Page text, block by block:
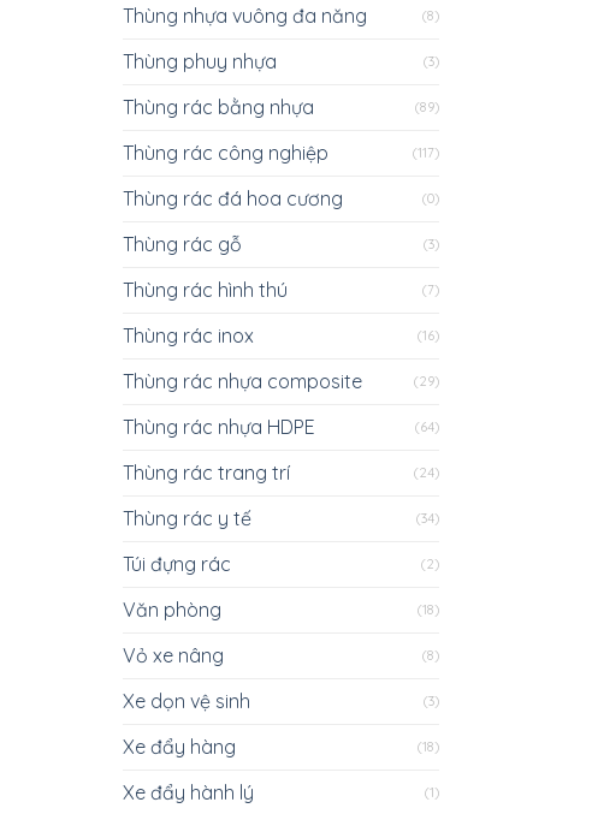
Thùng nhựa vuông đa năng (8)
Thùng phuy nhựa (3)
Thùng rác bằng nhựa (89)
Thùng rác công nghiệp (117)
Thùng rác đá hoa cương (0)
Thùng rác gỗ (3)
Thùng rác hình thú (7)
Thùng rác inox (16)
Thùng rác nhựa composite (29)
Thùng rác nhựa HDPE (64)
Thùng rác trang trí (24)
Thùng rác y tế (34)
Túi đựng rác (2)
Văn phòng (18)
Vỏ xe nâng (8)
Xe dọn vệ sinh (3)
Xe đẩy hàng (18)
Xe đẩy hành lý (1)